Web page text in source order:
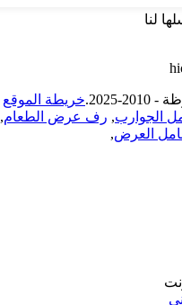
لنا
2025.
خريطة الموقع
الجوارب, رف عرض الطعام,
العرض,